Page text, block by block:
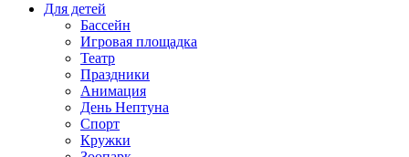
Для детей
Бассейн
Игровая площадка
Театр
Праздники
Анимация
День Нептуна
Спорт
Кружки